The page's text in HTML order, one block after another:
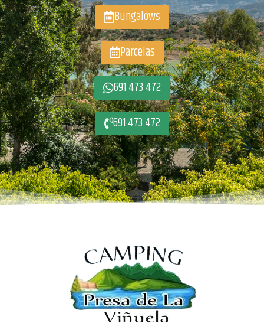
Bungalows
Parcelas
691 473 472
691 473 472